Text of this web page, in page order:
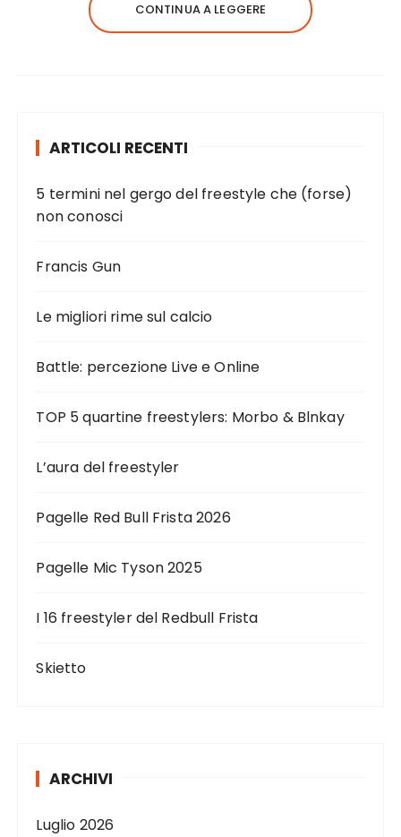
CONTINUA A LEGGERE
ARTICOLI RECENTI
5 termini nel gergo del freestyle che (forse)
non conosci
Francis Gun
Le migliori rime sul calcio
Battle: percezione Live e Online
TOP 5 quartine freestylers: Morbo & Blnkay
L’aura del freestyler
Pagelle Red Bull Frista 2026
Pagelle Mic Tyson 2025
I 16 freestyler del Redbull Frista
Skietto
ARCHIVI
Luglio 2026